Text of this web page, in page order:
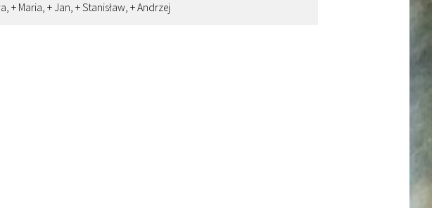
+ Maria, + Jan, + Stanisław, + Andrzej